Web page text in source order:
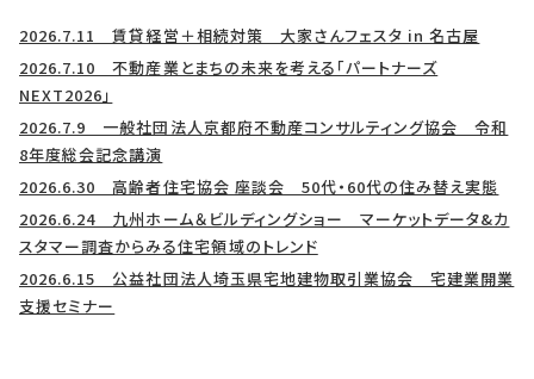
2026.7.11 賃貸経営＋相続対策 大家さんフェスタ in 名古屋
2026.7.10 不動産業とまちの未来を考える「パートナーズ
NEXT2026」
2026.7.9 一般社団法人京都府不動産コンサルティング協会 令和
8年度総会記念講演
2026.6.30 高齢者住宅協会 座談会 50代・60代の住み替え実態
2026.6.24 九州ホーム＆ビルディングショー マーケットデータ&カ
スタマー調査からみる住宅領域のトレンド
2026.6.15 公益社団法人埼玉県宅地建物取引業協会 宅建業開業
支援セミナー